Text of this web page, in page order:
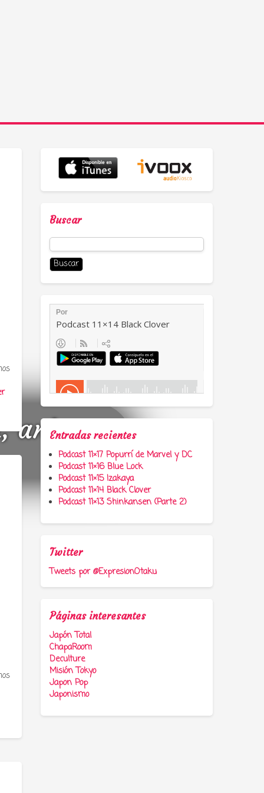
anime y
Buscar
Buscar:
Entradas recientes
Podcast 11×17 Popurrí de Marvel y DC
Podcast 11×16 Blue Lock
Podcast 11×15 Izakaya
Podcast 11×14 Black Clover
Podcast 11×13 Shinkansen (Parte 2)
Twitter
Tweets por @ExpresionOtaku
Páginas interesantes
Japón Total
ChapaRoom
Deculture
Misión Tokyo
Japon Pop
Japonismo